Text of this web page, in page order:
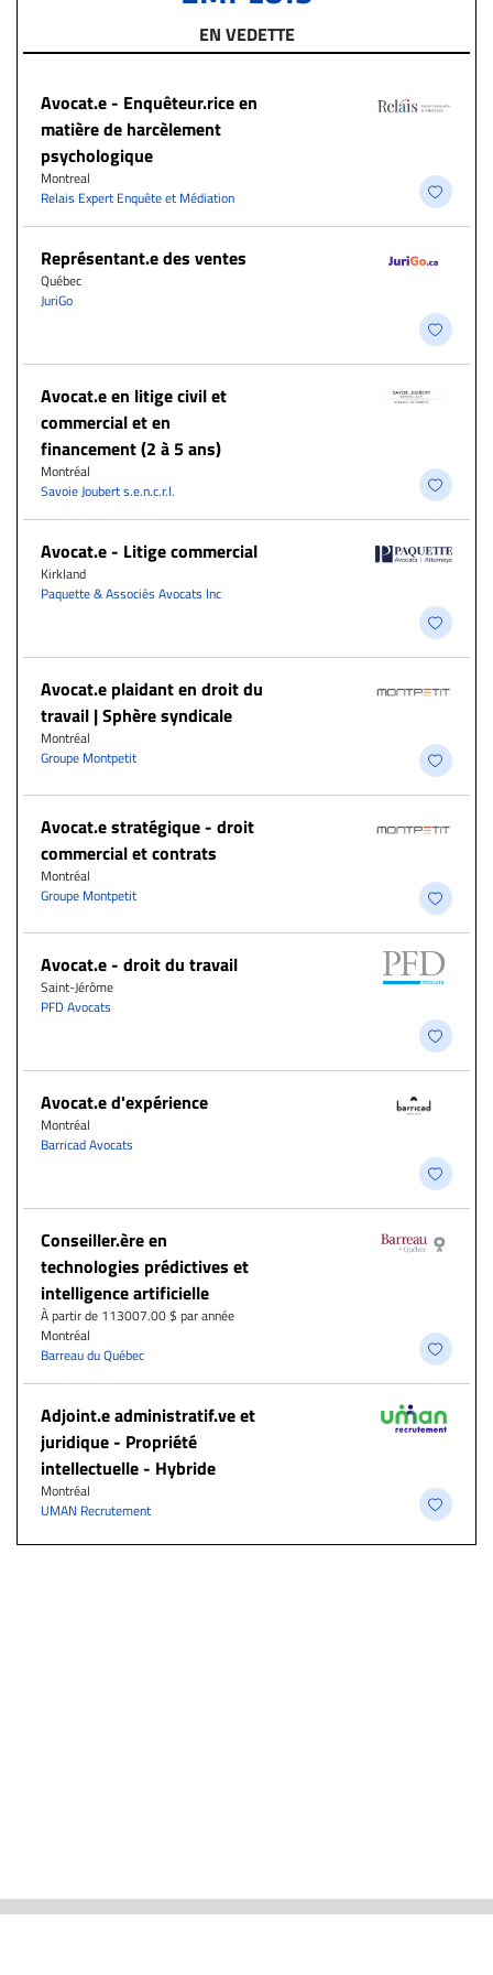
EN VEDETTE
Avocat.e - Enquêteur.rice en
matière de harcèlement
psychologique
Montreal
Relais Expert Enquête et Médiation
Représentant.e des ventes
Québec
JuriGo
Avocat.e en litige civil et
commercial et en
financement (2 à 5 ans)
Montréal
Savoie Joubert s.e.n.c.r.l.
Avocat.e - Litige commercial
Kirkland
Paquette & Associés Avocats Inc
Avocat.e plaidant en droit du
travail | Sphère syndicale
Montréal
Groupe Montpetit
Avocat.e stratégique - droit
commercial et contrats
Montréal
Groupe Montpetit
Avocat.e - droit du travail
Saint-Jérôme
PFD Avocats
Avocat.e d'expérience
Montréal
Barricad Avocats
Conseiller.ère en
technologies prédictives et
intelligence artificielle
À partir de 113007.00 $ par année
Montréal
Barreau du Québec
Adjoint.e administratif.ve et
juridique - Propriété
intellectuelle - Hybride
Montréal
UMAN Recrutement